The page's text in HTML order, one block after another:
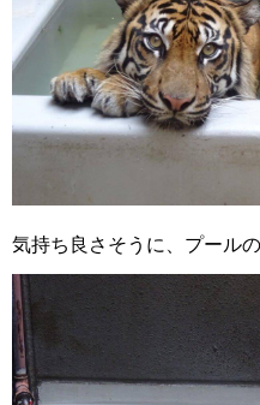
気持ち良さそうに、プール